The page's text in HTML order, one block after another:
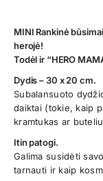
MINI Rankinė
herojė!
Todėl ir “HERO
Dydis – 30 x 20 cm.
Subalansuoto
daiktai (tokie, kaip
kramtukas ar
Itin patogi.
Galima susidėti
tarnauti ir kaip